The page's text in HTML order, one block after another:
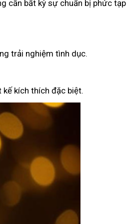
cần bất kỳ sự chuẩn bị phức tạp
trải nghiệm tình dục.
kích thích đặc biệt.